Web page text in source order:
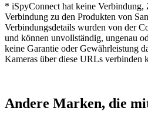
* iSpyConnect hat keine Verbindung,
Verbindung zu den Produkten von
Verbindungsdetails wurden von der
und können unvollständig, ungenau
keine Garantie oder Gewährleistung
Kameras über diese URLs verbinden
Andere Marken, die